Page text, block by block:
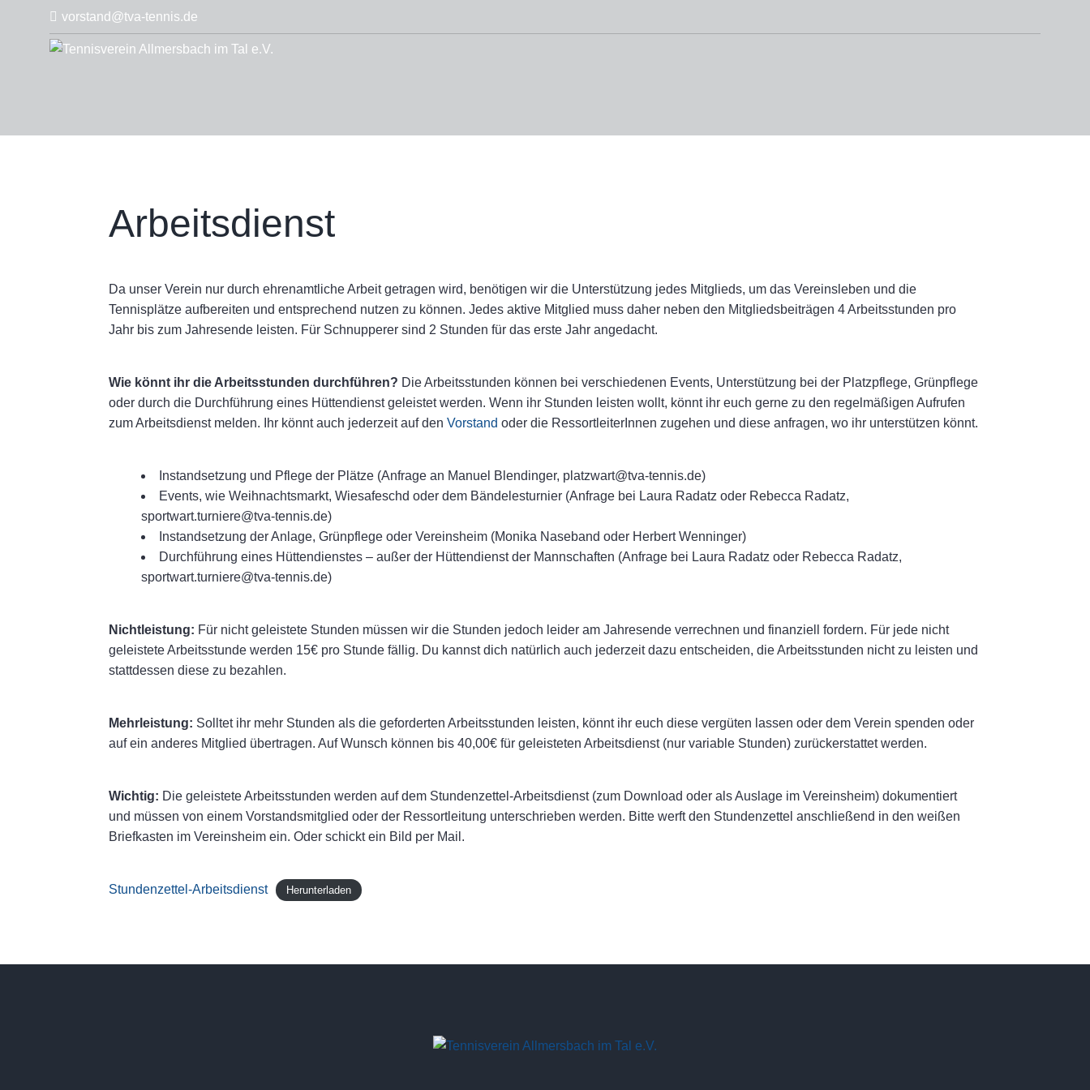
vorstand@tva-tennis.de
Arbeitsdienst
Da unser Verein nur durch ehrenamtliche Arbeit getragen wird, benötigen wir die Unterstützung jedes Mitglieds, um das Vereinsleben und die
Tennisplätze aufbereiten und entsprechend nutzen zu können. Jedes aktive Mitglied muss daher neben den Mitgliedsbeiträgen 4 Arbeitsstunden pro
Jahr bis zum Jahresende leisten. Für Schnupperer sind 2 Stunden für das erste Jahr angedacht.
Wie könnt ihr die Arbeitsstunden durchführen? Die Arbeitsstunden können bei verschiedenen Events, Unterstützung bei der Platzpflege, Grünpflege
oder durch die Durchführung eines Hüttendienst geleistet werden. Wenn ihr Stunden leisten wollt, könnt ihr euch gerne zu den regelmäßigen Aufrufen
zum Arbeitsdienst melden. Ihr könnt auch jederzeit auf denVorstand oder die RessortleiterInnen zugehen und diese anfragen, wo ihr unterstützen könnt.
Instandsetzung und Pflege der Plätze (Anfrage an Manuel Blendinger, platzwart@tva-tennis.de)
Events, wie Weihnachtsmarkt, Wiesafeschd oder dem Bändelesturnier (Anfrage bei Laura Radatz oder Rebecca Radatz,
sportwart.turniere@tva-tennis.de)
Instandsetzung der Anlage, Grünpflege oder Vereinsheim (Monika Naseband oder Herbert Wenninger)
Durchführung eines Hüttendienstes – außer der Hüttendienst der Mannschaften (Anfrage bei Laura Radatz oder Rebecca Radatz,
sportwart.turniere@tva-tennis.de)
Nichtleistung: Für nicht geleistete Stunden müssen wir die Stunden jedoch leider am Jahresende verrechnen und finanziell fordern. Für jede nicht
geleistete Arbeitsstunde werden 15€ pro Stunde fällig. Du kannst dich natürlich auch jederzeit dazu entscheiden, die Arbeitsstunden nicht zu leisten und
stattdessen diese zu bezahlen.
Mehrleistung: Solltet ihr mehr Stunden als die geforderten Arbeitsstunden leisten, könnt ihr euch diese vergüten lassen oder dem Verein spenden oder
auf ein anderes Mitglied übertragen. Auf Wunsch können bis 40,00€ für geleisteten Arbeitsdienst (nur variable Stunden) zurückerstattet werden.
Wichtig: Die geleistete Arbeitsstunden werden auf dem Stundenzettel-Arbeitsdienst (zum Download oder als Auslage im Vereinsheim) dokumentiert
und müssen von einem Vorstandsmitglied oder der Ressortleitung unterschrieben werden. Bitte werft den Stundenzettel anschließend in den weißen
Briefkasten im Vereinsheim ein. Oder schickt ein Bild per Mail.
Stundenzettel-Arbeitsdienst Herunterladen